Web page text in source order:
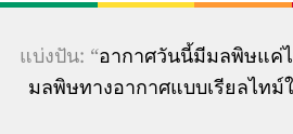
แบ่งปัน: “อากาศวันนี้มีมลพิษแค่
มลพิษทางอากาศแบบเรียลไทม์